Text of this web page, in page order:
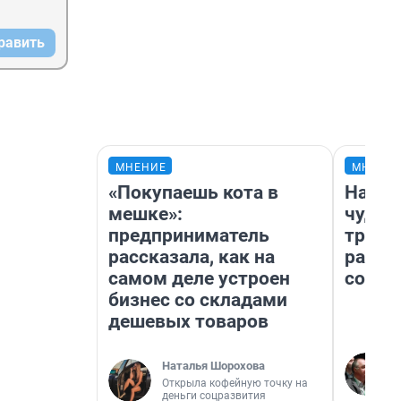
МНЕНИЕ
«Покупаешь кота в
мешке»:
предприниматель
рассказала, как на
самом деле устроен
бизнес со складами
дешевых товаров
Наталья Шорохова
Открыла кофейную точку на
деньги соцразвития